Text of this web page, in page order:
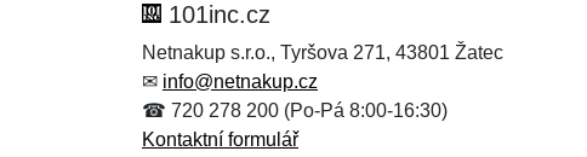
Zpráva*
Zpráva*
101inc.cz
Netnakup s.r.o., Tyršova 271, 43801 Žatec
✉ info@netnakup.cz
☎ 720 278 200 (Po-Pá 8:00-16:30)
Kontaktní formulář